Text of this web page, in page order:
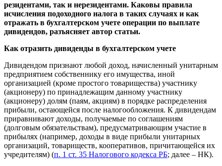
резидентами, так и нерезидентами. Каковы правила
исчисления подоходного налога в таких случаях и как
отражать в бухгалтерском учете операции по выплате
дивидендов, разъясняет автор статьи.
Как отразить дивиденды в бухгалтерском учете
Дивидендом признают любой доход, начисленный унитарным
предприятием собственнику его имущества, иной
организацией (кроме простого товарищества) участнику
(акционеру) по принадлежащим данному участнику
(акционеру) долям (паям, акциям) в порядке распределения
прибыли, остающейся после налогообложения. К дивидендам
приравнивают доходы, получаемые по соглашениям
(долговым обязательствам), предусматривающим участие в
прибылях (например, доходы в виде прибыли унитарных
организаций, товариществ, кооперативов, причитающейся их
учредителям) (п. 1 ст. 35 Налогового кодекса РБ; далее – НК).